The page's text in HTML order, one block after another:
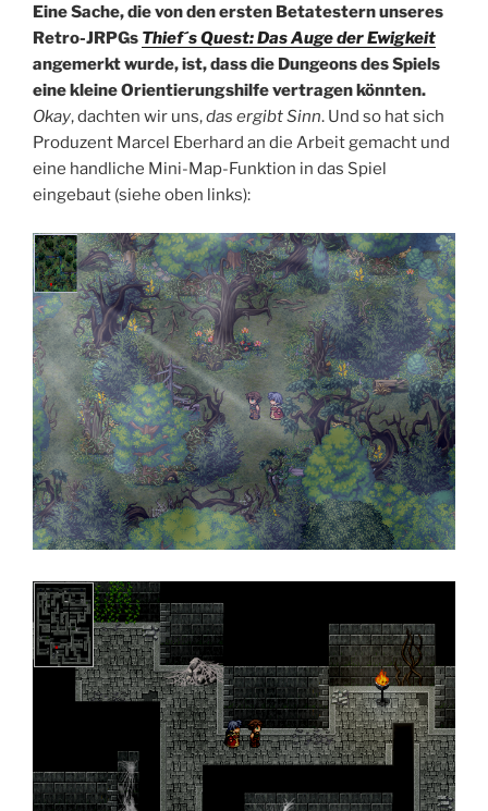
Eine Sache, die von den ersten Betatestern unseres
Retro-JRPGs Thief´s Quest: Das Auge der Ewigkeit
angemerkt wurde, ist, dass die Dungeons des Spiels
eine kleine Orientierungshilfe vertragen könnten.
Okay, dachten wir uns,das ergibt Sinn. Und so hat sich
Produzent Marcel Eberhard an die Arbeit gemacht und
eine handliche Mini-Map-Funktion in das Spiel
eingebaut (siehe oben links):